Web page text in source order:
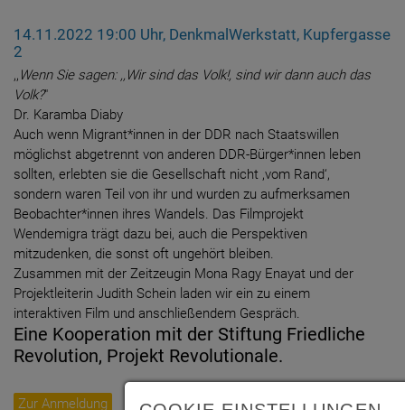
14.11.2022 19:00 Uhr, DenkmalWerkstatt, Kupfergasse
2
,, Wenn Sie sagen: ,,Wir sind das Volk!, sind wir dann auch das
Volk?"
Dr. Karamba Diaby
Auch wenn Migrant*innen in der DDR nach Staatswillen
möglichst abgetrennt von anderen DDR-Bürger*innen leben
sollten, erlebten sie die Gesellschaft nicht ,vom Rand‘,
sondern waren Teil von ihr und wurden zu aufmerksamen
Beobachter*innen ihres Wandels. Das Filmprojekt
Wendemigra trägt dazu bei, auch die Perspektiven
mitzudenken, die sonst oft ungehört bleiben.
Zusammen mit der Zeitzeugin Mona Ragy Enayat und der
Projektleiterin Judith Schein laden wir ein zu einem
interaktiven Film und anschließendem Gespräch.
Eine Kooperation mit der Stiftung Friedliche
Revolution, Projekt Revolutionale.
Zur Anmeldung